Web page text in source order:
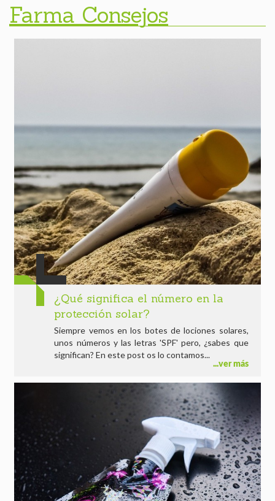
Farma Consejos
¿Qué significa el número en la
protección solar?
Siempre vemos en los botes de lociones solares,
unos números y las letras 'SPF' pero, ¿sabes que
significan? En este post os lo contamos...
ver más